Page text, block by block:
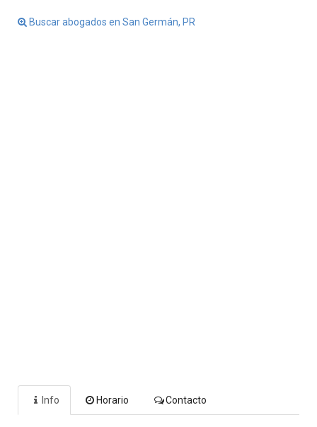
Buscar abogados en San Germán, PR
Info Horario Contacto